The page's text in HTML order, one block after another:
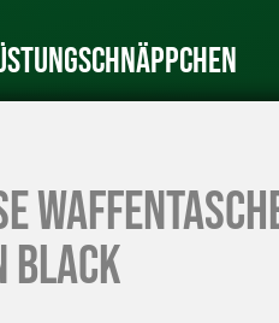
Schnäppchen
Black